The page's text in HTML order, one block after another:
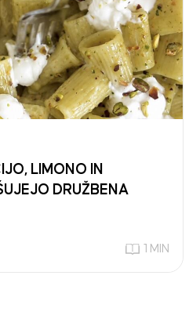
LIMONO IN
DRUŽBENA
1 MIN